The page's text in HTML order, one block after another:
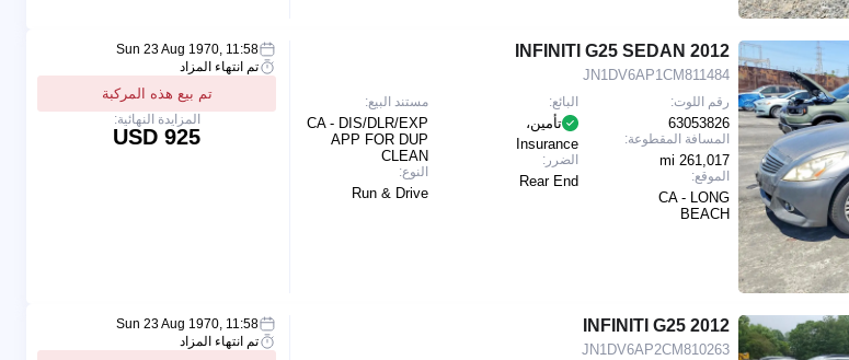
2012 INFINITI G25 SEDAN
JN1DV6AP1CM811484
رقم اللوت:
63053826
المسافة المقطوعة:
261,017 mi
الموقع:
CA - LONG
BEACH
البائع:
تأمين،
Insurance
الضرر:
Rear End
مستند البيع:
CA - DIS/DLR/EXP
APP FOR DUP
CLEAN
النوع:
Run & Drive
Sun 23 Aug 1970, 11:58
تم انتهاء المزاد
تم بيع هذه المركبة
المزايدة النهائية:
925 USD
2012 INFINITI G25
JN1DV6AP2CM810263
Sun 23 Aug 1970, 11:58
تم انتهاء المزاد